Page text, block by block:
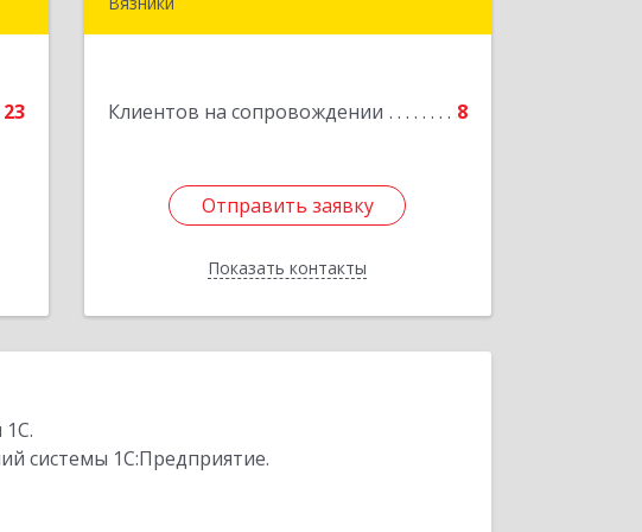
23 Клиентов на сопровождении 8
Отправить заявку
Показать контакты
Отправить заявку
Назад
системы 1С:Предприятие.